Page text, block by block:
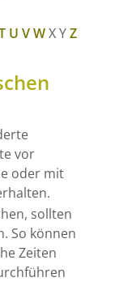
U VWXYZ
vor
oder mit
sollten
So können
Zeiten